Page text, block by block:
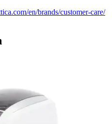
en/brands/customer-care/